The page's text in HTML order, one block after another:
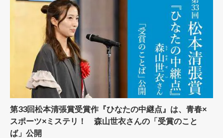
第33回松本清張賞受賞作『ひなたの中継点』は、青春×
スポーツ×ミステリ！ 森山世衣さんの「受賞のこと
ば」公開